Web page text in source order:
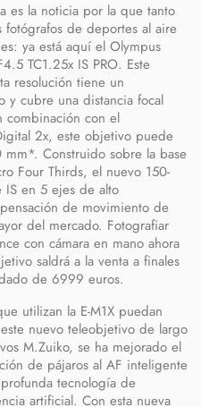
es la noticia por la que tanto
de deportes al aire
ya está aquí el Olympus
TC1.25x IS PRO. Este
resolución tiene un
y cubre una distancia focal
combinación con el
2x, este objetivo puede
Construido sobre la base
Four Thirds, el nuevo 150-
en 5 ejes de alto
de movimiento de
del mercado. Fotografiar
con cámara en mano ahora
saldrá a la venta a finales
de 6999 euros.
utilizan la E-M1X puedan
nuevo teleobjetivo de largo
M.Zuiko, se ha mejorado el
de pájaros al AF inteligente
tecnología de
artificial. Con esta nueva